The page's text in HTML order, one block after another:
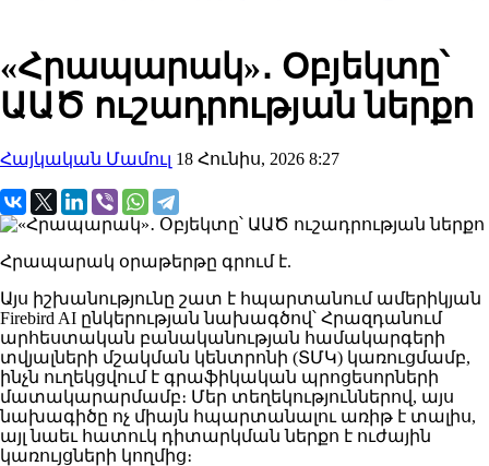
«Հրապարակ»․ Օբյեկտը՝
ԱԱԾ ուշադրության ներքո
Հայկական Մամուլ 18 Հունիս, 2026 8:27
Հրապարակ օրաթերթը գրում է.
Այս իշխանությունը շատ է հպարտանում ամերիկյան
Firebird AI ընկերության նախագծով՝ Հրազդանում
արհեստական բանականության համակարգերի
տվյալների մշակման կենտրոնի (ՏՄԿ) կառուցմամբ,
ինչն ուղեկցվում է գրաֆիկական պրոցեսորների
մատակարարմամբ։ Մեր տեղեկություններով, այս
նախագիծը ոչ միայն հպարտանալու առիթ է տալիս,
այլ նաեւ հատուկ դիտարկման ներքո է ուժային
կառույցների կողմից։